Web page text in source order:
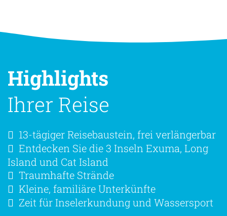
Highlights
Ihrer Reise
13-tägiger Reisebaustein, frei verlängerbar
Entdecken Sie die 3 Inseln Exuma, Long
Island und Cat Island
Traumhafte Strände
Kleine, familiäre Unterkünfte
Zeit für Inselerkundung und Wassersport